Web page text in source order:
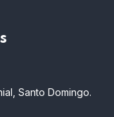
Santo Domingo.